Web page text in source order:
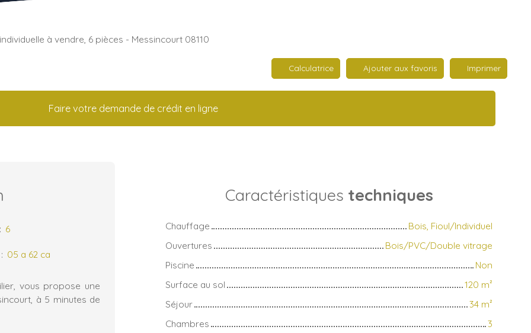
à vendre, 6 pièces - Messincourt 08110
Calculatrice Ajouter aux favoris Imprimer
Faire votre demande de crédit en ligne
6
05 a 62 ca
vous propose une
à 5 minutes de
Caractéristiques techniques
Chauffage
Bois, Fioul/Individuel
Ouvertures
Bois/PVC/Double vitrage
Piscine
Non
Surface au sol
120 m²
Séjour
34 m²
Chambres
3